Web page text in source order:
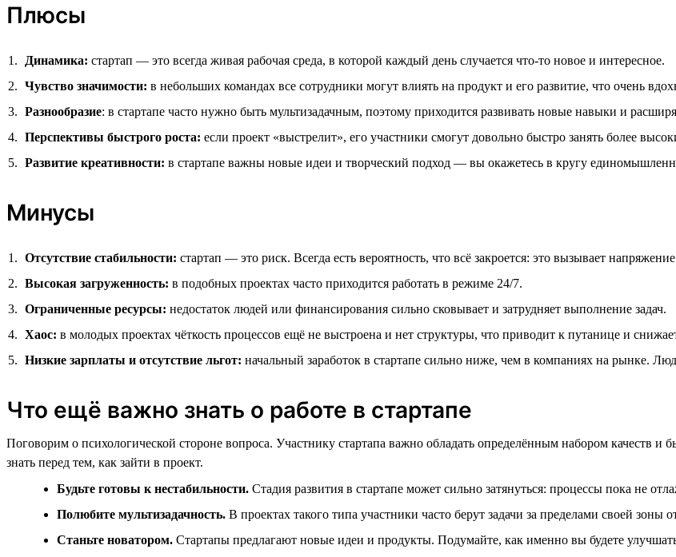
Плюсы
Динамика: стартап — это всегда живая рабочая среда, в которой каждый день случается что-то новое и интересное.
Чувство значимости: в небольших командах все сотрудники могут влиять на продукт и его развитие, что очень
Разнообразие: в стартапе часто нужно быть мультизадачным, поэтому приходится развивать новые навыки и
Перспективы быстрого роста: если проект «выстрелит», его участники смогут довольно быстро занять более
Развитие креативности: в стартапе важны новые идеи и творческий подход — вы окажетесь в кругу
Минусы
Отсутствие стабильности: стартап — это риск. Всегда есть вероятность, что всё закроется: это вызывает
Высокая загруженность: в подобных проектах часто приходится работать в режиме 24/7.
Ограниченные ресурсы: недостаток людей или финансирования сильно сковывает и затрудняет выполнение задач.
Хаос: в молодых проектах чёткость процессов ещё не выстроена и нет структуры, что приводит к путанице и
Низкие зарплаты и отсутствие льгот: начальный заработок в стартапе сильно ниже, чем в компаниях на рынке.
Что ещё важно знать о работе в стартапе
Поговорим о психологической стороне вопроса. Участнику стартапа важно обладать определённым набором качеств
знать перед тем, как зайти в проект.
Будьте готовы к нестабильности. Стадия развития в стартапе может сильно затянуться: процессы пока не
Полюбите мультизадачность. В проектах такого типа участники часто берут задачи за пределами своей зоны
Станьте новатором. Стартапы предлагают новые идеи и продукты. Подумайте, как именно вы будете